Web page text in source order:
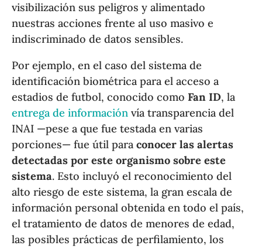
visibilización sus peligros y alimentado
nuestras acciones frente al uso masivo e
indiscriminado de datos sensibles.
Por ejemplo, en el caso del sistema de
identificación biométrica para el acceso a
estadios de futbol, conocido como Fan ID, la
entrega de información vía transparencia del
INAI —pese a que fue testada en varias
porciones— fue útil paraconocer las alertas
detectadas por este organismo sobre este
sistema. Esto incluyó el reconocimiento del
alto riesgo de este sistema, la gran escala de
información personal obtenida en todo el país,
el tratamiento de datos de menores de edad,
las posibles prácticas de perfilamiento, los